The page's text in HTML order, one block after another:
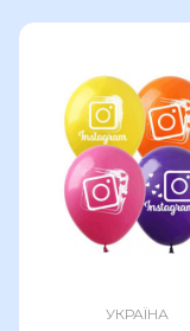
УКРАЇНА